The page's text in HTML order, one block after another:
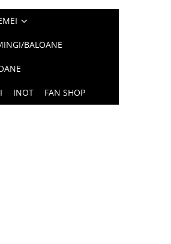
BALOANE
INOT FAN SHOP